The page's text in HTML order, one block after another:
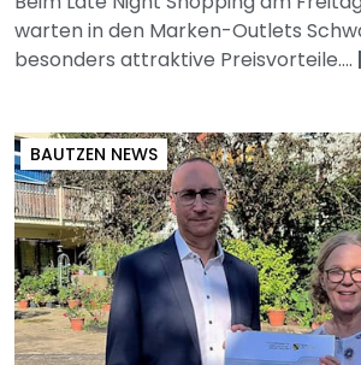
warten in den Marken-Outlets
besonders attraktive Preisvorteile.... |
BAUTZEN NEWS